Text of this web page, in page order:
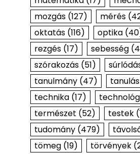
mozgás(127) mérés
oktatás(116) optika
rezgés(17) sebesség
szórakozás(51)
tanulmány(47) tanulás
technika(17)
természet (52) testek
tudomány(479)
tömeg(19) törvények